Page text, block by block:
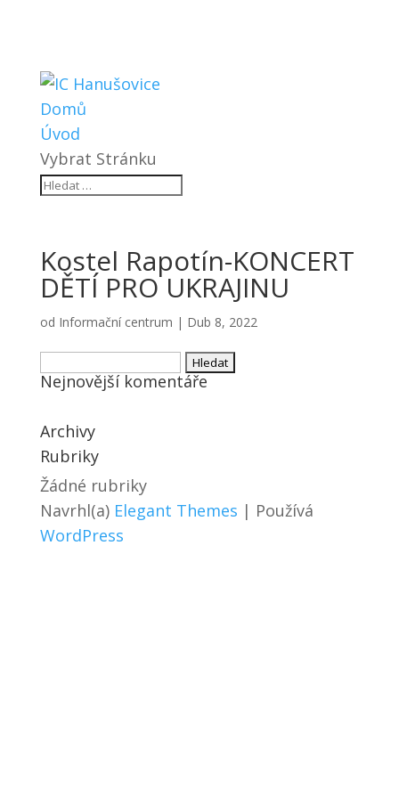
Domů
Úvod
Vybrat Stránku
Kostel Rapotín-KONCERT
DĚTÍ PRO UKRAJINU
od Informační centrum | Dub 8, 2022
Vyhledávání
Nejnovější komentáře
Archivy
Rubriky
Žádné rubriky
Navrhl(a) Elegant Themes | Používá
WordPress